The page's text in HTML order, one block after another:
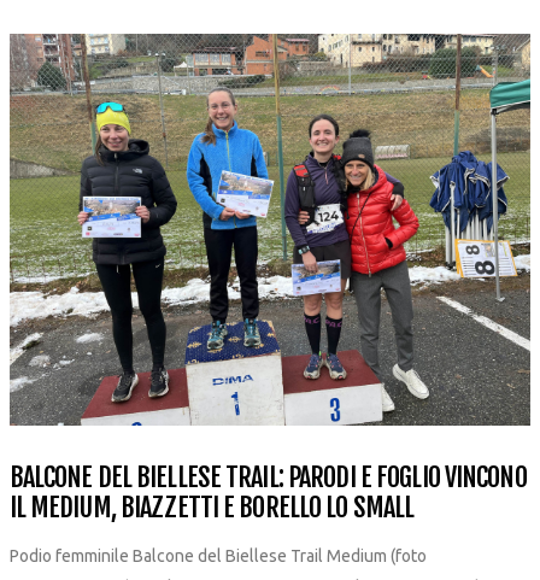
BALCONE DEL BIELLESE TRAIL: PARODI E FOGLIO VINCONO
IL MEDIUM, BIAZZETTI E BORELLO LO SMALL
Podio femminile Balcone del Biellese Trail Medium (foto